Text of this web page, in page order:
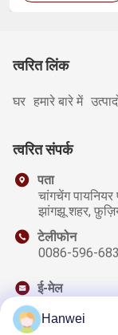
त्वरित लिंक
घर हमारे बारे में
त्वरित संपर्क
पता
चांगचेंग पायनियर
झांगझू शहर,
टेलीफोन
0086-596-
ई-मेल
Hanwei